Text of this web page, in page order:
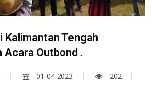
Kalimantan Tengah
Acara Outbond .
01-04-2023
202